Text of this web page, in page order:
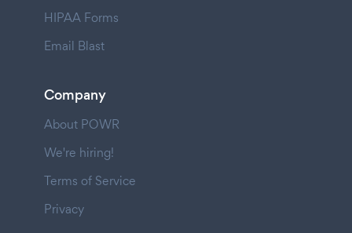
HIPAA Forms
Email Blast
Company
About POWR
We're hiring!
Terms of Service
Privacy